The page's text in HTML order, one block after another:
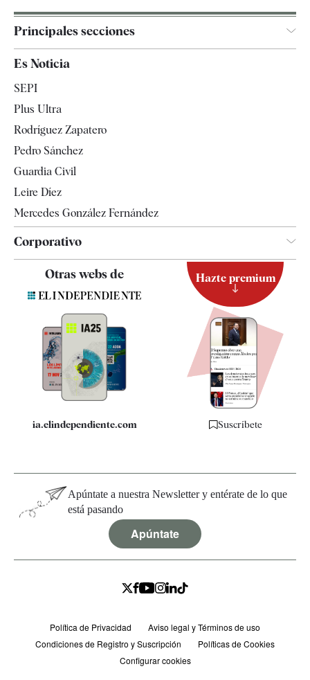
Principales secciones
Televisión
Es Noticia
SEPI
Plus Ultra
Rodríguez Zapatero
Pedro Sánchez
Guardia Civil
Leire Díez
Mercedes González Fernández
Corporativo
Quiénes somos
Especificaciones
Otras webs de
ia.elindependiente.com
Hazte premium
Suscríbete
Apúntate a nuestra Newsletter y entérate de lo que
está pasando
Apúntate
Política de Privacidad
Aviso legal y Términos de uso
Condiciones de Registro y Suscripción
Políticas de Cookies
Configurar cookies